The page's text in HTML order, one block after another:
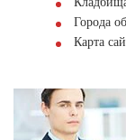
Города
Карта